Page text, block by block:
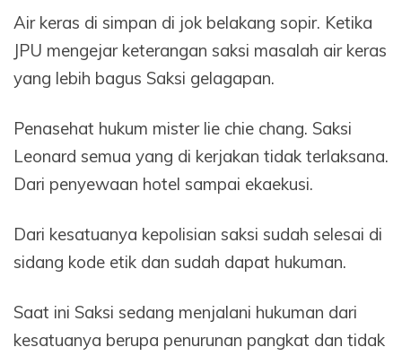
Air keras di simpan di jok belakang sopir. Ketika
JPU mengejar keterangan saksi masalah air keras
yang lebih bagus Saksi gelagapan.
Penasehat hukum mister lie chie chang. Saksi
Leonard semua yang di kerjakan tidak terlaksana.
Dari penyewaan hotel sampai ekaekusi.
Dari kesatuanya kepolisian saksi sudah selesai di
sidang kode etik dan sudah dapat hukuman.
Saat ini Saksi sedang menjalani hukuman dari
kesatuanya berupa penurunan pangkat dan tidak